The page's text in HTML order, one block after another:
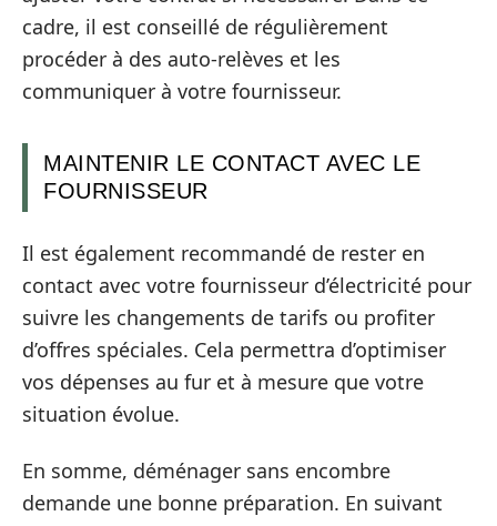
cadre, il est conseillé de régulièrement
procéder à des auto-relèves et les
communiquer à votre fournisseur.
MAINTENIR LE CONTACT AVEC LE
FOURNISSEUR
Il est également recommandé de rester en
contact avec votre fournisseur d’électricité pour
suivre les changements de tarifs ou profiter
d’offres spéciales. Cela permettra d’optimiser
vos dépenses au fur et à mesure que votre
situation évolue.
En somme, déménager sans encombre
demande une bonne préparation. En suivant